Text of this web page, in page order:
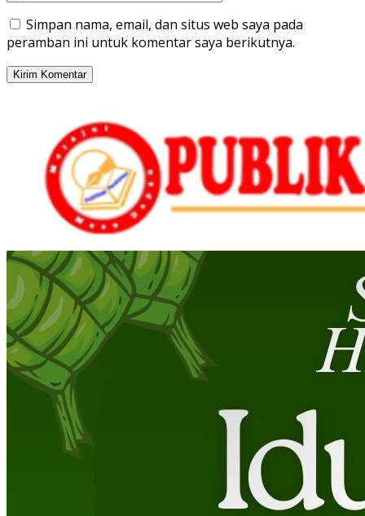
Simpan nama, email, dan situs web saya pada
peramban ini untuk komentar saya berikutnya.